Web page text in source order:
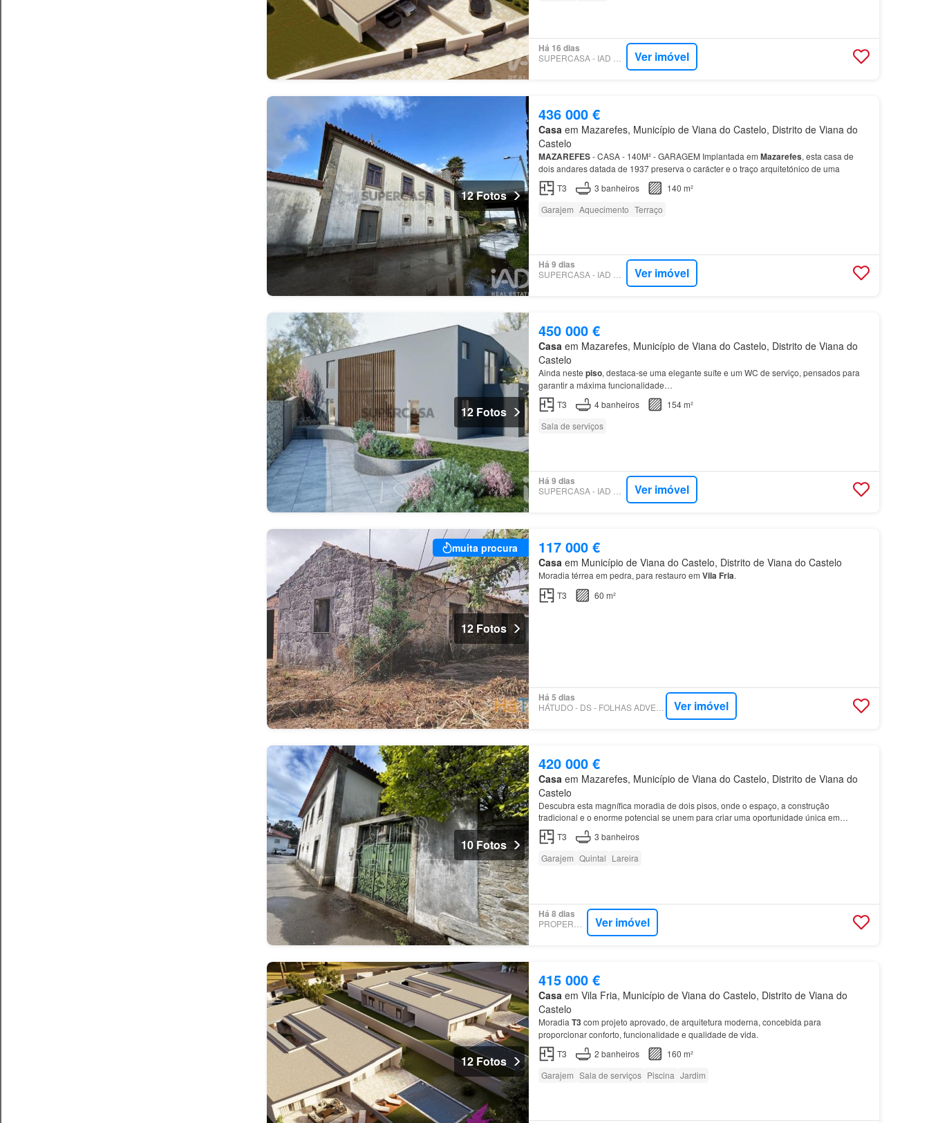
Há 16 dias
SUPERCASA - IAD PORTUGAL Ver imóvel
12 Fotos
436 000 €
Casa em Mazarefes, Município de Viana do Castelo, Distrito de Viana do
Castelo
MAZAREFES- CASA - 140M² - GARAGEM Implantada em Mazarefes, esta casa de
dois andares datada de 1937 preserva o carácter e o traço arquitetónico de uma
T3
3 banheiros
140 m²
Garajem Aquecimento Terraço
Há 9 dias
SUPERCASA - IAD PORTUGAL Ver imóvel
12 Fotos
450 000 €
Casa em Mazarefes, Município de Viana do Castelo, Distrito de Viana do
Castelo
Ainda neste piso, destaca-se uma elegante suíte e um WC de serviço, pensados para
garantir a máxima funcionalidade…
T3
4banheiros
154 m²
Sala de serviços
Há 9 dias
SUPERCASA - IAD PORTUGAL Ver imóvel
muita procura
12 Fotos
117 000 €
Casa em Município de Viana do Castelo, Distrito de Viana do Castelo
Moradia térrea em pedra, para restauro em Vila Fria.
T3
60 m²
Há 5 dias
Ver imóvel
10 Fotos
420 000 €
Casa em Mazarefes, Município de Viana do Castelo, Distrito de Viana do
Castelo
Descubra esta magnífica moradia de dois pisos, onde o espaço, a construção
tradicional e o enorme potencial se unem para criar uma oportunidade única em
Mazarefes No
T3 3 banheiros
Garajem Quintal Lareira
Há 8 dias
Ver imóvel
12 Fotos
415 000 €
Casa em Vila Fria, Município de Viana do Castelo, Distrito de Viana do
Castelo
Moradia T3com projeto aprovado, de arquitetura moderna, concebida para
proporcionar conforto, funcionalidade e qualidade de vida.
T3
2 banheiros
160 m²
Garajem Sala de serviços Piscina Jardim